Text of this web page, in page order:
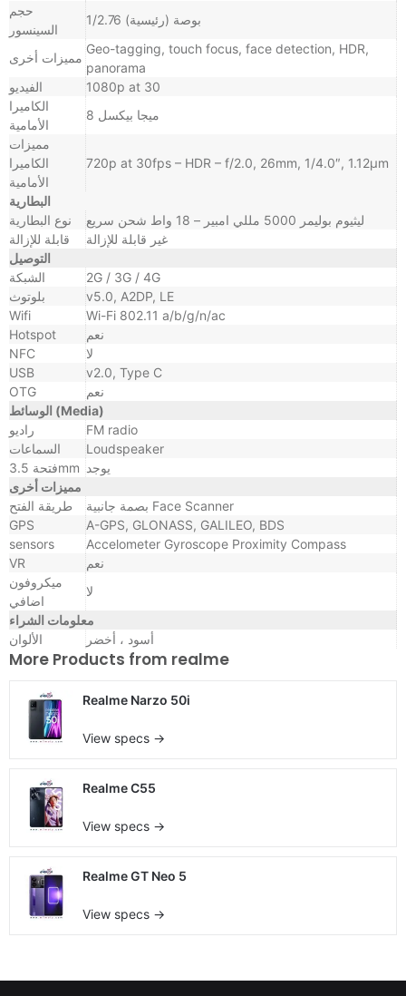
حجم
السينسور
1/2.76 بوصة (رئيسية)
مميزات أخرى
Geo-tagging, touch focus, face detection, HDR,
panorama
الفيديو
1080p at 30
الكاميرا
الأمامية
8 ميجا بيكسل
مميزات
الكاميرا
الأمامية
720p at 30fps – HDR – f/2.0, 26mm, 1/4.0″, 1.12µm
البطارية
نوع البطارية
ليثيوم بوليمر 5000 مللي امبير – 18 واط شحن سريع
قابلة للإزالة
غير قابلة للإزالة
التوصيل
الشبكة
2G / 3G / 4G
بلوتوث
v5.0, A2DP, LE
Wifi
Wi-Fi 802.11 a/b/g/n/ac
Hotspot
نعم
NFC
لا
USB
v2.0, Type C
OTG
نعم
الوسائط (Media)
راديو
FM radio
السماعات
Loudspeaker
فتحة 3.5mm يوجد
مميزات أخرى
طريقة الفتح
بصمة جانبية Face Scanner
GPS
A-GPS, GLONASS, GALILEO, BDS
sensors
Accelometer Gyroscope Proximity Compass
VR
نعم
ميكروفون
اضافي
لا
معلومات الشراء
الألوان
أسود ، أخضر
More Products from realme
Realme Narzo 50i
View specs →
Realme C55
View specs →
Realme GT Neo 5
View specs →